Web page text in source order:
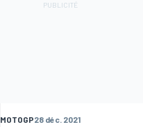
MOTOGP28 déc. 2021